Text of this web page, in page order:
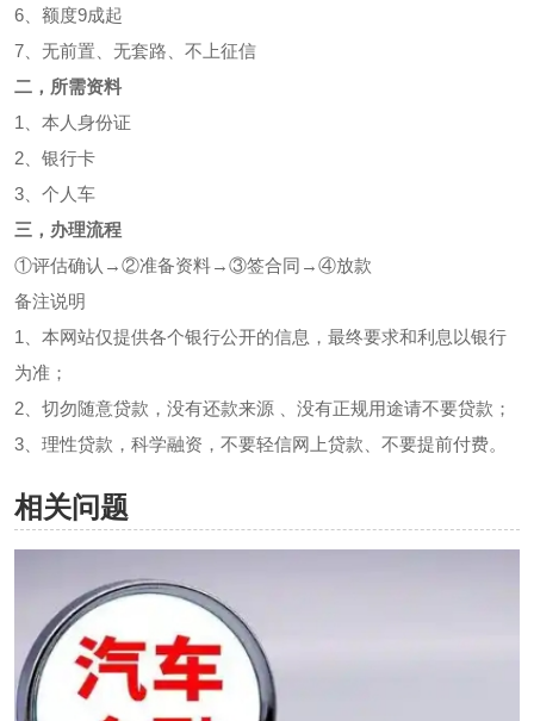
6、额度9成起
7、无前置、无套路、不上征信
二，所需资料
1、本人身份证
2、银行卡
3、个人车
三，办理流程
①评估确认→②准备资料→③签合同→④放款
备注说明
1、本网站仅提供各个银行公开的信息，最终要求和利息以银行
为准；
2、切勿随意贷款，没有还款来源 、没有正规用途请不要贷款；
3、理性贷款，科学融资，不要轻信网上贷款、不要提前付费。
相关问题